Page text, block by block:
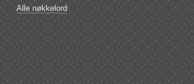
Alle nøkkelord